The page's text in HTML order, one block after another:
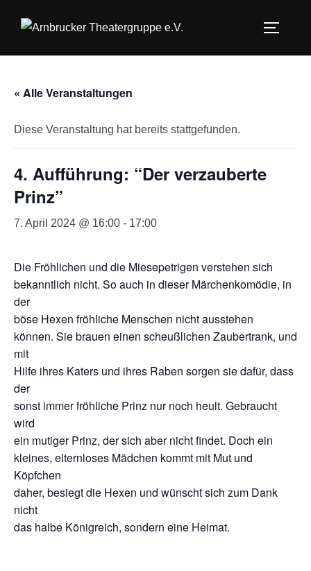
Inhalt
« Alle Veranstaltungen
Diese Veranstaltung hat bereits stattgefunden.
4. Aufführung: “Der verzauberte
Prinz”
7. April 2024 @ 16:00 - 17:00
Die Fröhlichen und die Miesepetrigen verstehen sich
bekanntlich nicht. So auch in dieser Märchenkomödie, in
der
böse Hexen fröhliche Menschen nicht ausstehen
können. Sie brauen einen scheußlichen Zaubertrank, und
mit
Hilfe ihres Katers und ihres Raben sorgen sie dafür, dass
der
sonst immer fröhliche Prinz nur noch heult. Gebraucht
wird
ein mutiger Prinz, der sich aber nicht findet. Doch ein
kleines, elternloses Mädchen kommt mit Mut und
Köpfchen
daher, besiegt die Hexen und wünscht sich zum Dank
nicht
das halbe Königreich, sondern eine Heimat.